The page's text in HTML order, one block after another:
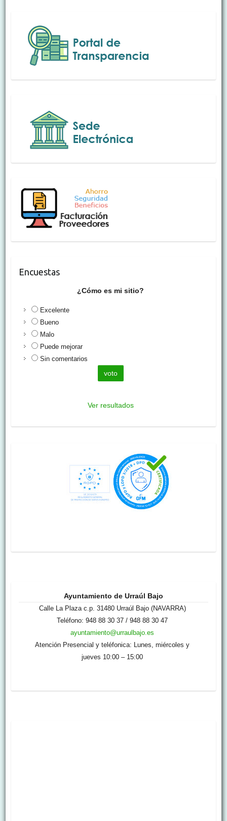
Encuestas
¿Cómo es mi sitio?
Excelente
Bueno
Malo
Puede mejorar
Sin comentarios
Ver resultados
Ayuntamiento de Urraúl Bajo
Calle La Plaza c.p. 31480 Urraúl Bajo (NAVARRA)
Teléfono: 948 88 30 37 / 948 88 30 47
ayuntamiento@urraulbajo.es
Atención Presencial y teléfonica: Lunes, miércoles y
jueves 10:00 – 15:00